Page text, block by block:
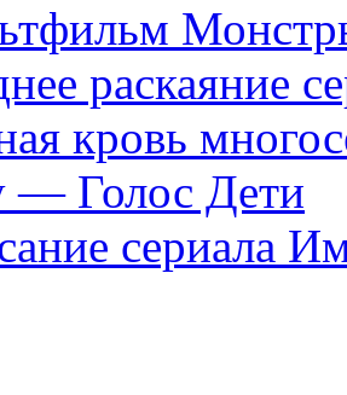
раскаяние
кровь
Голос Дети
сериала